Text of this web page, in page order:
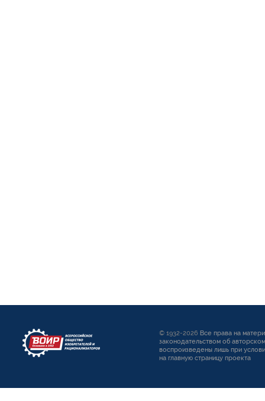
© 1932-2026 Все права на
законодательством об
воспроизведены лишь при
на главную страницу проекта